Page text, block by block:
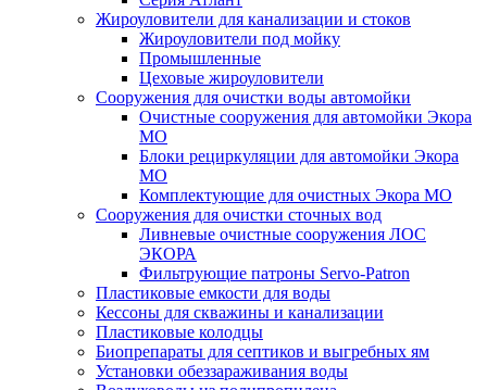
Жироуловители для канализации и стоков
Жироуловители под мойку
Промышленные
Цеховые жироуловители
Сооружения для очистки воды автомойки
Очистные сооружения для автомойки Экора
МО
Блоки рециркуляции для автомойки Экора
МО
Комплектующие для очистных Экора МО
Сооружения для очистки сточных вод
Ливневые очистные сооружения ЛОС
ЭКОРА
Фильтрующие патроны Servo-Patron
Пластиковые емкости для воды
Кессоны для скважины и канализации
Пластиковые колодцы
Биопрепараты для септиков и выгребных ям
Установки обеззараживания воды